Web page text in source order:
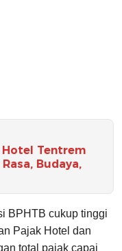
Hotel Tentrem
Budaya,
BPHTB cukup tinggi
Pajak Hotel dan
total pajak capai